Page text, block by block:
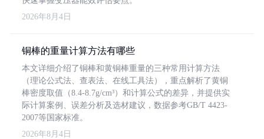
2026年8月4日
铜棒的重量计算方法有哪些
本文详细介绍了铜棒和黄铜棒重量的三种常用计算方法
（理论公式法、查表法、在线工具法），重点解析了黄铜
棒密度取值（8.4-8.7g/cm³）和计算公式的差异，并提供实
际计算案例、误差分析及选材建议，数据参考GB/T 4423-
2007等国家标准。
2026年8月4日